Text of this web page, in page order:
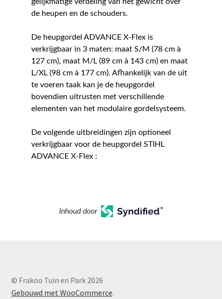
gelijkmatige verdeling van het gewicht over
de heupen en de schouders.
De heupgordel ADVANCE X-Flex is
verkrijgbaar in 3 maten: maat S/M (78 cm à
127 cm), maat M/L (89 cm à 143 cm) en maat
L/XL (98 cm à 177 cm). Afhankelijk van de uit
te voeren taak kan je de heupgordel
bovendien uitrusten met verschillende
elementen van het modulaire gordelsysteem.
De volgende uitbreidingen zijn optioneel
verkrijgbaar voor de heupgordel STIHL
ADVANCE X-Flex :
Inhoud door
© Frakoo Tuin en Park 2026
Gebouwd met WooCommerce.